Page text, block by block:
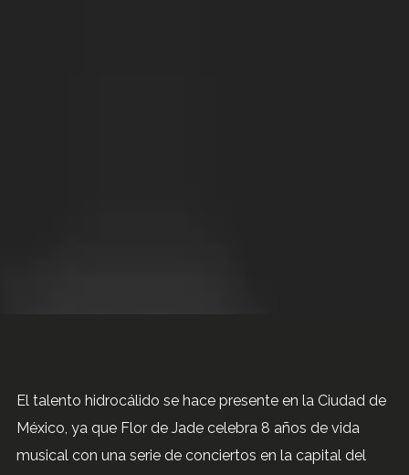
El talento hidrocálido se hace presente en la Ciudad de
México, ya que Flor de Jade celebra 8 años de vida
musical con una serie de conciertos en la capital del